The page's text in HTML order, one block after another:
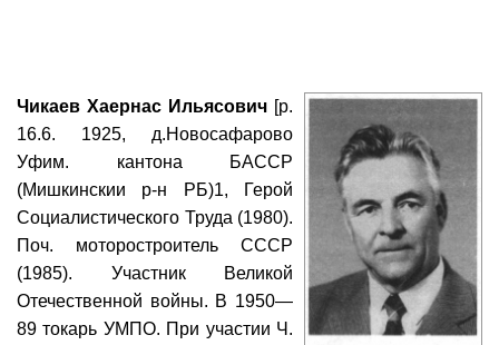
Чикаев Хаернас Ильясович [р.
16.6. 1925, д.Новосафарово
Уфим. кантона БАССР
(Мишкинскии р-н РБ)1, Герой
Социалистического Труда (1980).
Поч. моторостроитель СССР
(1985). Участник Великой
Отечественной войны. В 1950—
89 токарь УМПО. При участии Ч.